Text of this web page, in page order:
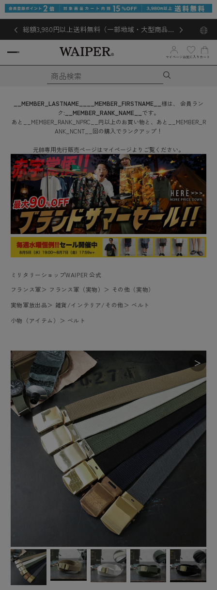
総額3,980円以上送料無料（一部地域・大型商品対
象外あり）
マイページ お気に入り カート
__MEMBER_LASTNAME__ __MEMBER_FIRSTNAME__ 様は、
会員ラン
ク: __MEMBER_RANK_NAME__ です。
あと
__MEMBER_RANK_NPRC__ 円以上のお買い物と、あと
__MEMBER_R
ANK_NCNT__ 回の購入でランクアップ！
元帥専用先行販売ページはマイページよりご覧ください。
ミリタリーショップWAIPER 公式
フランス軍＞ フランス軍（実物） ＞ その他（実物）
実物軍放出品＞ 雑貨/インテリア/その他＞ ベルト
小物（アイテム）
＞ ベルト
＞